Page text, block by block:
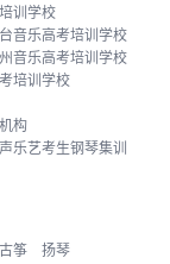
训学校
音乐高考培训学校
音乐高考培训学校
培训学校
构
声乐艺考生钢琴集训
古筝 扬琴